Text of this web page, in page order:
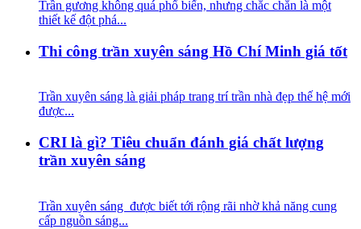
Trần gương không quá phổ biến, nhưng chắc chắn là một
thiết kế đột phá...
Thi công trần xuyên sáng Hồ Chí Minh giá tốt
Trần xuyên sáng là giải pháp trang trí trần nhà đẹp thế hệ mới
được...
CRI là gì? Tiêu chuẩn đánh giá chất lượng
trần xuyên sáng
Trần xuyên sáng được biết tới rộng rãi nhờ khả năng cung
cấp nguồn sáng...